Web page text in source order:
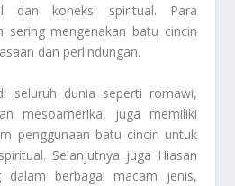
dan koneksi spiritual. Para
sering mengenakan batu cincin
dan perlindungan.
seluruh dunia seperti romawi,
mesoamerika, juga memiliki
penggunaan batu cincin untuk
Selanjutnya juga Hiasan
dalam berbagai macam jenis,